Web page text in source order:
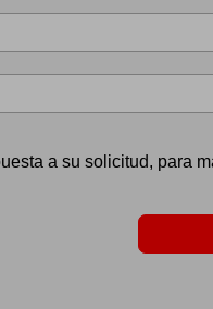
a su solicitud, para